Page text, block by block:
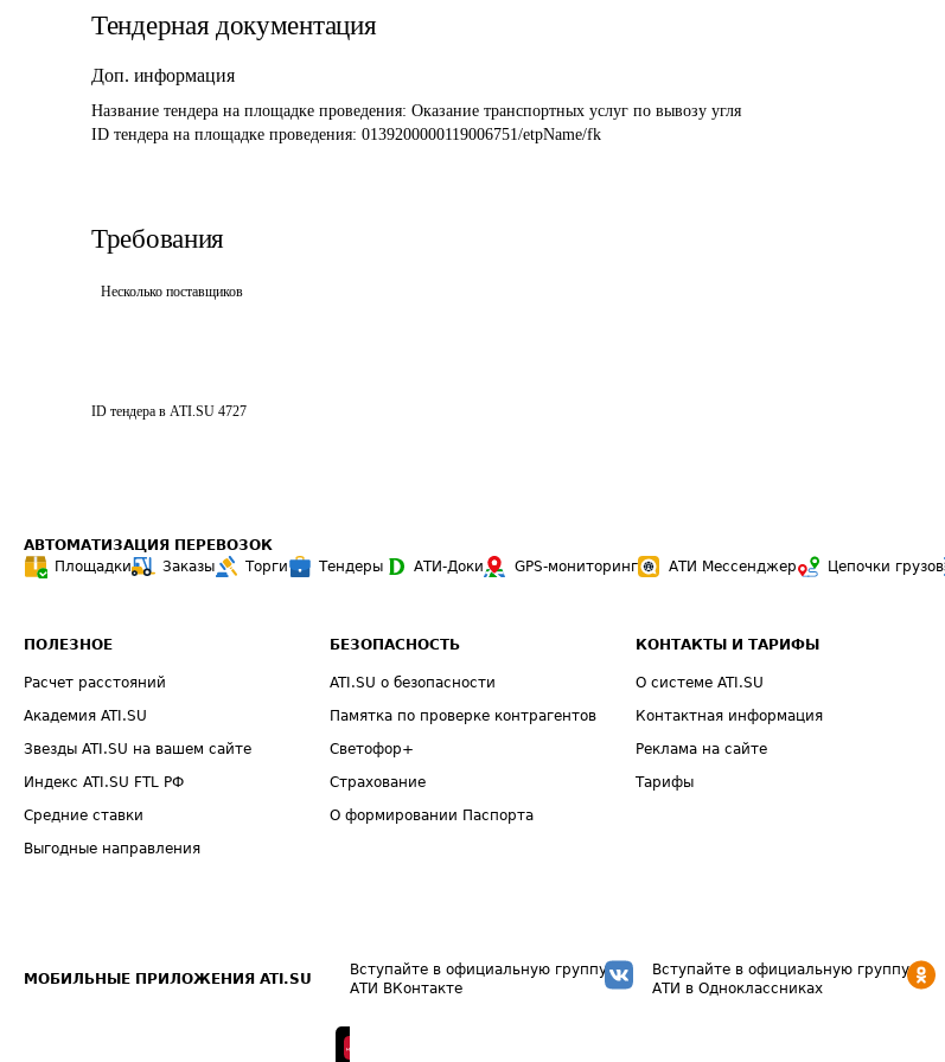
Тендерная документация
Доп. информация
Название тендера на площадке проведения: Оказание транспортных услуг по вывозу угля
ID тендера на площадке проведения: 0139200000119006751/etpName/fk
Требования
Несколько поставщиков
ID тендера в ATI.SU 4727
АВТОМАТИЗАЦИЯ ПЕРЕВОЗОК
Площадки
Заказы Торги Тендеры АТИ-Доки GPS-мониторинг АТИ Мессенджер Цепочки грузов
ПОЛЕЗНОЕ
Расчет расстояний
Академия ATI.SU
Звезды ATI.SU на вашем сайте
Индекс ATI.SU FTL РФ
Средние ставки
Выгодные направления
БЕЗОПАСНОСТЬ
ATI.SU о безопасности
Памятка по проверке контрагентов
Светофор+
Страхование
О формировании Паспорта
КОНТАКТЫ И ТАРИФЫ
О системе ATI.SU
Контактная информация
Реклама на сайте
Тарифы
МОБИЛЬНЫЕ ПРИЛОЖЕНИЯ ATI.SU
Вступайте в официальную группу
АТИ ВКонтакте
Вступайте в официальную группу
АТИ в Одноклассниках